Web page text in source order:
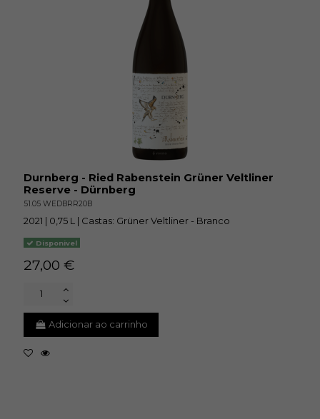
Durnberg - Ried Rabenstein Grüner Veltliner
Reserve - Dürnberg
51.05 WEDBRR20B
2021 | 0,75 L | Castas: Grüner Veltliner - Branco
Disponivel
27,00 €
Adicionar ao carrinho